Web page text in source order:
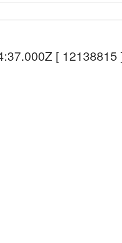
[ 12138815